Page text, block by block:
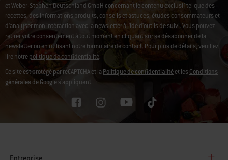
et Weber-Stephen Deutschland GmbH concernant le contenu exclusif tel que des
recettes, des informations produits, conseils et astuces, études consommateurs et
d'analyser mon intéraction avec la newsletter à l'ide d'outils de suivi.Vous pouvez
retirer votre consentement à tout moment en cliquant surse désabonner de la
newsletterou en utilisant notreformulaire de contact. Pour plus de détails, veuillez
lire notrepolitique de confidentialité.
Ce site est protégé par reCAPTCHA et la Politique de confidentialitéet lesConditions
généralesde Google s’appliquent.